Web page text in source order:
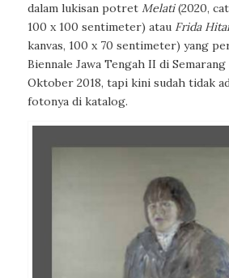
dalam lukisan potret Melati(2020,
100 x 100 sentimeter) atau Frida
kanvas, 100 x 70 sentimeter) yang
Biennale Jawa Tengah II di Semarang
Oktober 2018, tapi kini sudah tidak
fotonya di katalog.